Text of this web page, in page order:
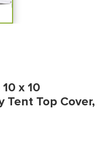
x 10
Tent Top Cover,